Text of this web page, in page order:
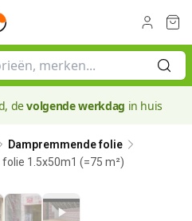
devolgende werkdag in huis
Dampremmende folie
1.5x50m1 (=75 m²)